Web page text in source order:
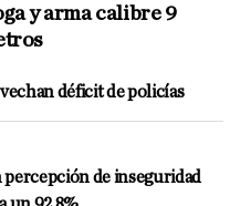
y arma calibre 9
déficit de policías
de inseguridad